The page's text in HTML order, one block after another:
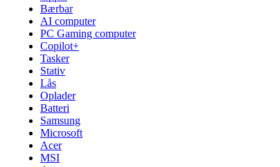
Bærbar
AI computer
PC Gaming computer
Copilot+
Tasker
Stativ
Lås
Oplader
Batteri
Samsung
Microsoft
Acer
MSI